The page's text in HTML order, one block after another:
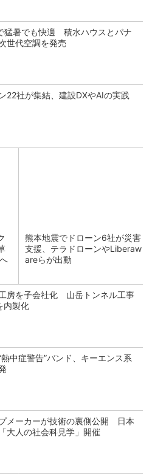
猛暑でも快適 積水ハウスとパナ
世代空調を発売
22社が集結、建設DXやAIの実践
熊本地震でドローン6社が災害
支援、テラドローンやLiberaw
areらが出動
房を子会社化 山岳トンネル工事
内製化
中症警告”バンド、キーエンス系
メーカーが技術の裏側公開 日本
大人の社会科見学」開催